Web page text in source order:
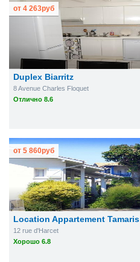
Duplex Biarritz
8 Avenue Charles Floquet
Отлично 8.6
от 4 263руб
Location Appartement Tamaris
12 rue d'Harcet
Хорошо 6.8
от 5 860руб